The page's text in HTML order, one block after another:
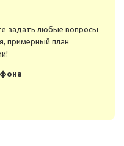
задать любые вопросы
примерный план